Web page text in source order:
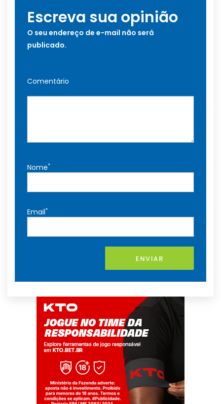
Escreva sua opinião
O seu endereço de e-mail não será
publicado.
Comentário
Nome*
Email*
ENVIAR